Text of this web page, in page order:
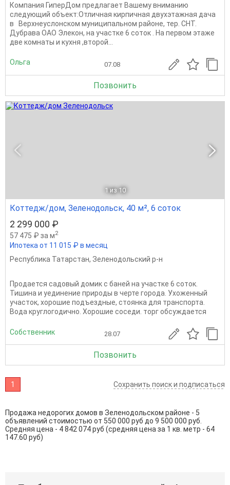
Компания ГиперДом предлагает Вашему вниманию
следующий объект:Отличная кирпичная двухэтажная дача
в Верхнеуслонском муниципальном районе, тер. СНТ.
Дубрава ОАО Элекон, на участке 6 соток . На первом этаже
две комнаты и кухня ,второй...
Ольга 07.08
Позвонить
1 из 10
Коттедж/дом, Зеленодольск, 40 м², 6 соток
2 299 000 ₽
57 475 ₽ за м2
Ипотека от 11 015 ₽ в месяц
Республика Татарстан, Зеленодольский р-н
Продается садовый домик с баней на участке 6 соток.
Тишина и уединение природы в черте города. Ухоженный
участок, хорошие подъездные, стоянка для транспорта.
Вода круглогодично. Хорошие соседи. торг обсуждается
Собственник 28.07
Позвонить
1 Сохранить поиск и подписаться
Продажа недорогих домов в Зеленодольском районе - 5
объявлений стоимостью от 550 000 руб до 9 500 000 руб.
Средняя цена - 4 842 074 руб (средняя цена за 1 кв. метр - 64
147.60 руб)